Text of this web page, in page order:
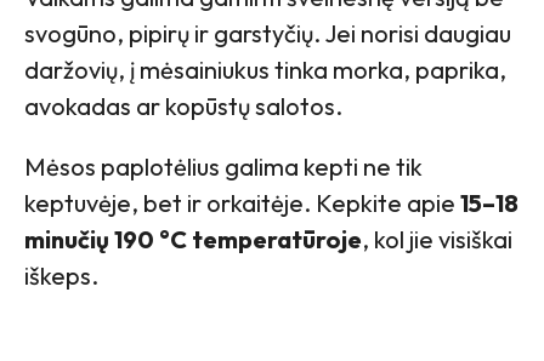
svogūno, pipirų ir garstyčių. Jei norisi daugiau
daržovių, į mėsainiukus tinka morka, paprika,
avokadas ar kopūstų salotos.
Mėsos paplotėlius galima kepti ne tik
keptuvėje, bet ir orkaitėje. Kepkite apie 15–18
minučių 190 °C temperatūroje, kol jie visiškai
iškeps.